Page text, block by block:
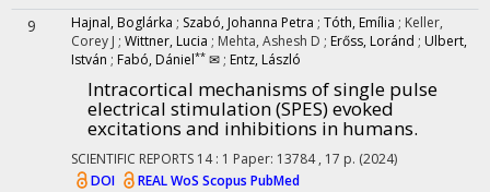
9 Hajnal, Boglárka ; Szabó, Johanna Petra ; Tóth, Emília ; Keller,
Corey J ; Wittner, Lucia ; Mehta, Ashesh D ; Erőss, Loránd ; Ulbert,
István ; Fabó, Dániel** ✉ ; Entz, László
Intracortical mechanisms of single pulse
electrical stimulation (SPES) evoked
excitations and inhibitions in humans.
SCIENTIFIC REPORTS 14: 1 Paper: 13784 , 17 p. (2024)
DOI
REALWoS Scopus PubMed